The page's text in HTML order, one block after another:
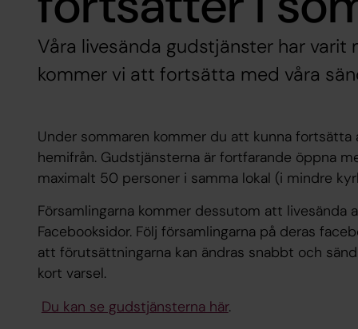
Våra livesända gudstjänster har
kommer vi att fortsätta med våra
Under sommaren kommer du att kunna
hemifrån. Gudstjänsterna är fortfarande öppna
maximalt 50 personer i samma lokal (i mindre
Församlingarna kommer dessutom att livesända
Facebooksidor. Följ församlingarna på deras
att förutsättningarna kan ändras snabbt och
kort varsel.
Du kan se gudstjänsterna här.